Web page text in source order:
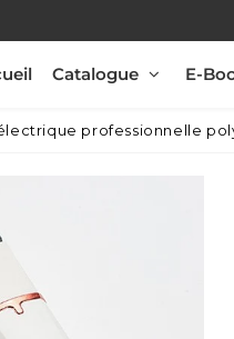
Catalogue E-
professionnelle